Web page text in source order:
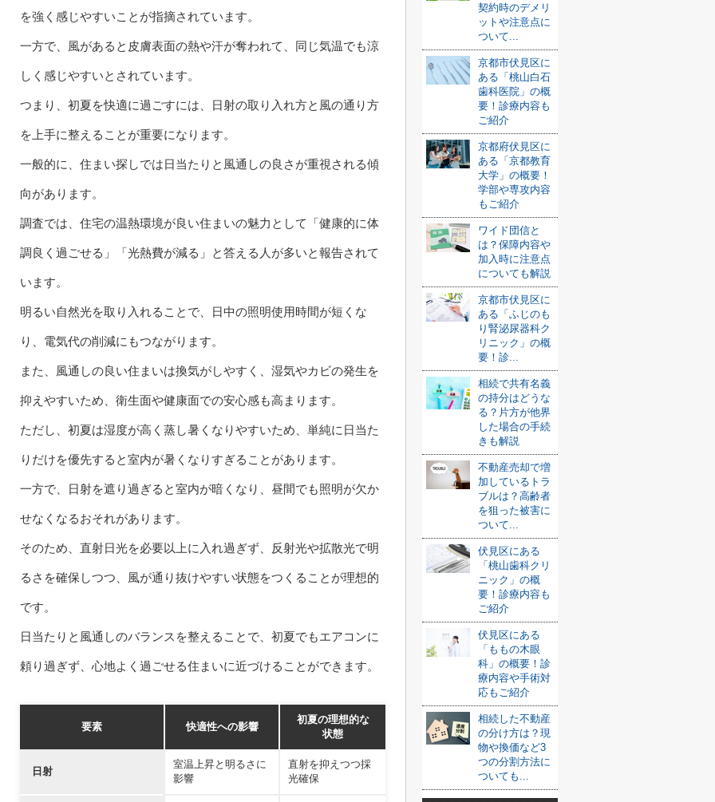
を強く感じやすいことが指摘されています。
一方で、風があると皮膚表面の熱や汗が奪われて、同じ気温でも涼
しく感じやすいとされています。
つまり、初夏を快適に過ごすには、日射の取り入れ方と風の通り方
を上手に整えることが重要になります。
一般的に、住まい探しでは日当たりと風通しの良さが重視される傾
向があります。
調査では、住宅の温熱環境が良い住まいの魅力として「健康的に体
調良く過ごせる」「光熱費が減る」と答える人が多いと報告されて
います。
明るい自然光を取り入れることで、日中の照明使用時間が短くな
り、電気代の削減にもつながります。
また、風通しの良い住まいは換気がしやすく、湿気やカビの発生を
抑えやすいため、衛生面や健康面での安心感も高まります。
ただし、初夏は湿度が高く蒸し暑くなりやすいため、単純に日当た
りだけを優先すると室内が暑くなりすぎることがあります。
一方で、日射を遮り過ぎると室内が暗くなり、昼間でも照明が欠か
せなくなるおそれがあります。
そのため、直射日光を必要以上に入れ過ぎず、反射光や拡散光で明
るさを確保しつつ、風が通り抜けやすい状態をつくることが理想的
です。
日当たりと風通しのバランスを整えることで、初夏でもエアコンに
頼り過ぎず、心地よく過ごせる住まいに近づけることができます。
要素 快適性への影響
初夏の理想的な
状態
日射
室温上昇と明るさに
影響
直射を抑えつつ採
光確保
契約時のデメリ
ットや注意点に
ついて...
京都市伏見区に
ある「桃山白石
歯科医院」の概
要！診療内容も
ご紹介
京都府伏見区に
ある「京都教育
大学」の概要！
学部や専攻内容
もご紹介
ワイド団信と
は？保障内容や
加入時に注意点
についても解説
京都市伏見区に
ある「ふじのも
り腎泌尿器科ク
リニック」の概
要！診...
相続で共有名義
の持分はどうな
る？片方が他界
した場合の手続
きも解説
不動産売却で増
加しているトラ
ブルは？高齢者
を狙った被害に
ついて...
伏見区にある
「桃山歯科クリ
ニック」の概
要！診療内容も
ご紹介
伏見区にある
「ももの木眼
科」の概要！診
療内容や手術対
応もご紹介
相続した不動産
の分け方は？現
物や換価など3
つの分割方法に
ついても...